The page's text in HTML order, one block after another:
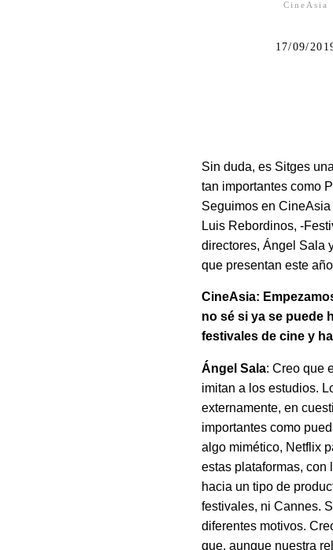
CineAsia
17/09/
Sin duda, es Sitges
tan importantes como
Seguimos en
Luis Rebordinos, -
directores, Ángel Sala
que presentan este
CineAsia:
no sé si ya se puede
festivales de cine y
Ángel Sala: Creo que
imitan a los estudios.
externamente, en
importantes como
algo mimético, Netflix
estas plataformas,
hacia un tipo de
festivales, ni Cannes.
diferentes motivos.
que, aunque nuestra